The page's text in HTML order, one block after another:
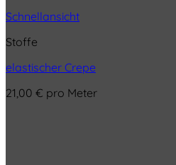
Schnellansicht
Stoffe
elastischer Crepe
21,00 € pro Meter